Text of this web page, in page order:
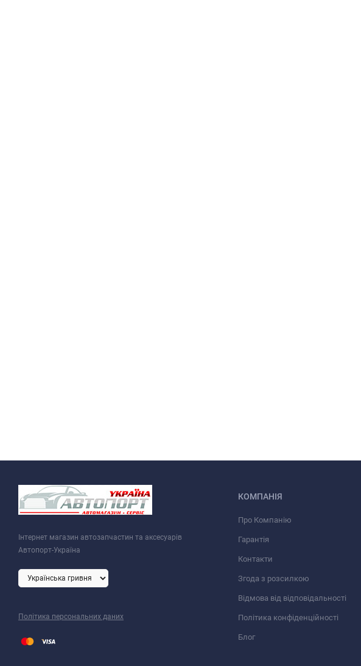
Інтернет магазин автозапчастин та аксесуарів
Автопорт-Україна
Політика персональних даних
КОМПАНІЯ
Про Компанію
Гарантія
Контакти
Згода з розсилкою
Відмова від відповідальності
Політика конфіденційності
Блог